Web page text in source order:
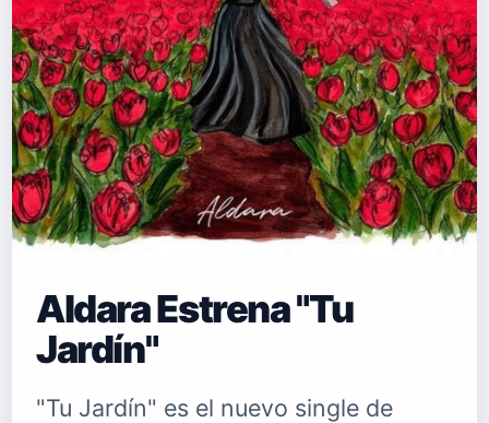
Aldara Estrena "Tu
Jardín"
"Tu Jardín" es el nuevo single de